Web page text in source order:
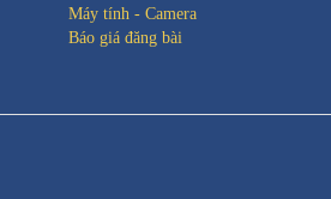
Máy tính - Camera
Báo giá đăng bài